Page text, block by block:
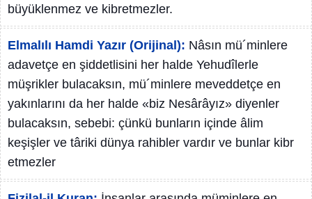
büyüklenmez ve kibretmezler.
Elmalılı Hamdi Yazır (Orijinal): Nâsın mü´minlere
adavetçe en şiddetlisini her halde Yehudîlerle
müşrikler bulacaksın, mü´minlere meveddetçe en
yakınlarını da her halde «biz Nesârâyız» diyenler
bulacaksın, sebebi: çünkü bunların içinde âlim
keşişler ve târiki dünya rahibler vardır ve bunlar kibr
etmezler